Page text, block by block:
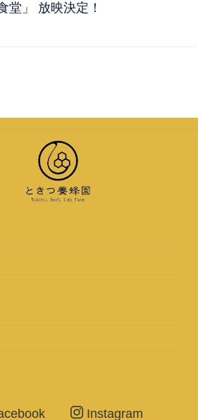
堂」 放映決定！
Instagram